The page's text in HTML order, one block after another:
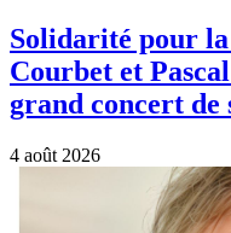
Solidarité pour
Courbet et
grand concert de
4 août 2026